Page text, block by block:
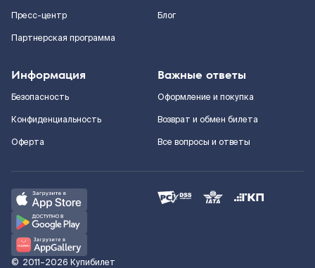
Пресс-центр
Партнерская программа
Блог
Информация
Безопасность
Конфиденциальность
Оферта
Важные ответы
Оформление и покупка
Возврат и обмен билета
Все вопросы и ответы
© 2011–2026 Купибилет